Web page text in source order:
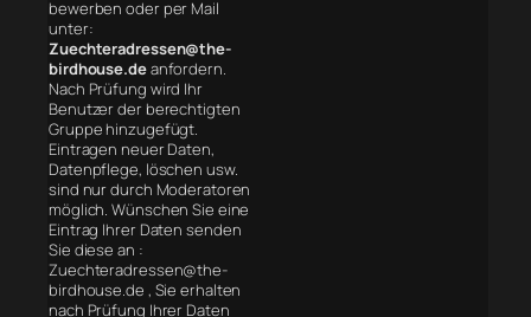
bewerben oder per Mail
unter:
Zuechteradressen@the-
birdhouse.deanfordern.
Nach Prüfung wird Ihr
Benutzer der berechtigten
Gruppe hinzugefügt.
Eintragen neuer Daten,
Datenpflege, löschen usw.
sind nur durch Moderatoren
möglich. Wünschen Sie eine
Eintrag Ihrer Daten senden
Sie diese an :
Zuechteradressen@the-
birdhouse.de , Sie erhalten
nach Prüfung Ihrer Daten